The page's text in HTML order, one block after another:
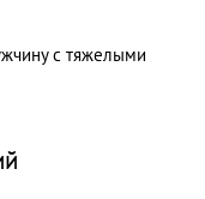
с тяжелыми